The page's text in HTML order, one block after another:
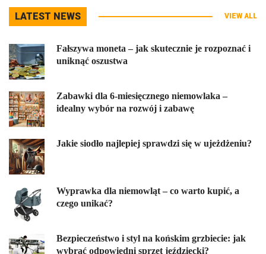
LATEST NEWS VIEW ALL
Fałszywa moneta – jak skutecznie je rozpoznać i
uniknąć oszustwa
Zabawki dla 6-miesięcznego niemowlaka –
idealny wybór na rozwój i zabawę
Jakie siodło najlepiej sprawdzi się w ujeżdżeniu?
Wyprawka dla niemowląt – co warto kupić, a
czego unikać?
Bezpieczeństwo i styl na końskim grzbiecie: jak
wybrać odpowiedni sprzęt jeździecki?